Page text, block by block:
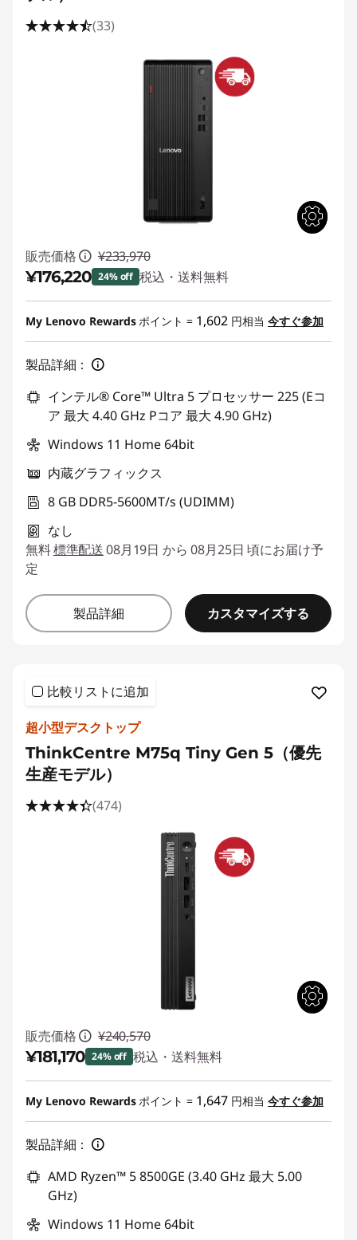
(33)
販売価格 ¥233,970
¥176,220 24% off 税込・送料無料
特別割引 :-¥57,750
My Lenovo Rewardsポイント = 1,602 円相当 今すぐ参加
製品詳細：
インテル® Core™ Ultra 5 プロセッサー 225 (Eコ
ア 最大 4.40 GHz Pコア 最大 4.90 GHz)
Windows 11 Home 64bit
内蔵グラフィックス
8 GB DDR5-5600MT/s (UDIMM)
なし
無料標準配送08月19日 から 08月25日 頃にお届け予
定
製品詳細 カスタマイズする
比較リストに追加
超小型デスクトップ
ThinkCentre M75q Tiny Gen 5（優先
生産モデル）
(474)
販売価格 ¥240,570
¥181,170 24% off 税込・送料無料
特別割引 :-¥59,400
My Lenovo Rewardsポイント = 1,647 円相当 今すぐ参加
製品詳細：
AMD Ryzen™ 5 8500GE (3.40 GHz 最大 5.00
GHz)
Windows 11 Home 64bit